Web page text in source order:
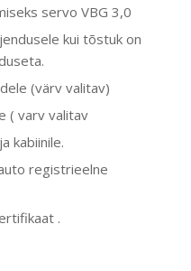
servo VBG 3,0
kui tõstuk on
(värv valitav)
( varv valitav
kabiinile.
registrieelne
.